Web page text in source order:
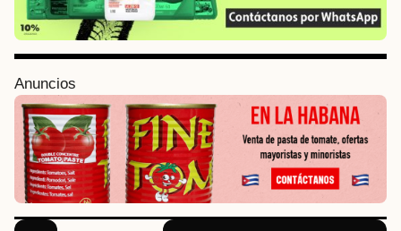
Anuncios
P
a
g
i
n
a
o
n